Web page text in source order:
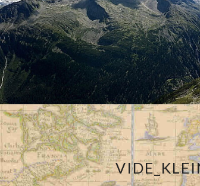
Mit
Bulli Um
Die
Ein Jahr
Auf